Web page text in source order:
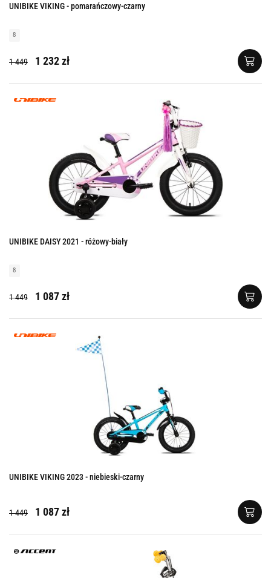
UNIBIKE VIKING - pomarańczowy-czarny
8
1 449 1 232 zł
UNIBIKE DAISY 2021 - różowy-biały
8
1 449 1 087 zł
UNIBIKE VIKING 2023 - niebieski-czarny
1 449 1 087 zł